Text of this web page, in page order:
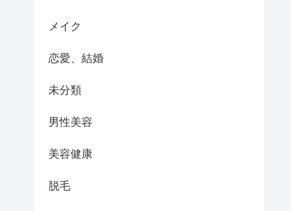
メイク
恋愛、結婚
未分類
男性美容
美容健康
脱毛